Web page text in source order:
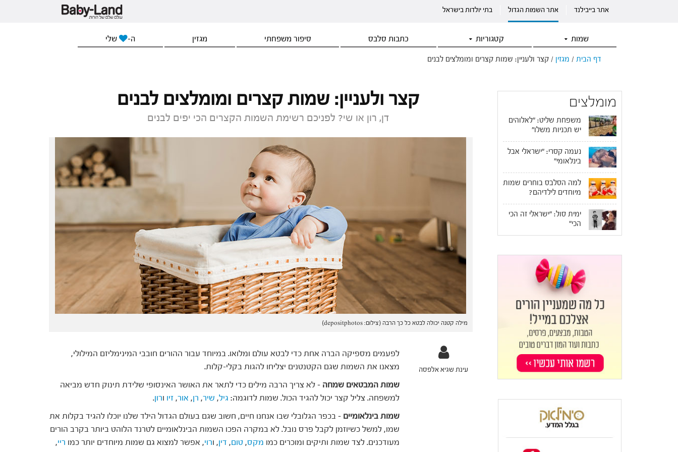
אתר בייבילנד אתר השמות הגדול בתי יולדות בישראל
שמות קטגוריות כתבות סלבס סיפור משפחתי מגזין ה- שלי
דף הבית / מגזין / קצר ולעניין: שמות קצרים ומומלצים לבנים
קצר ולעניין: שמות קצרים ומומלצים לבנים
דן, רון או שי? לפניכם רשימת השמות הקצרים הכי יפים לבנים
מילה קטנה יכולה לבטא כל כך הרבה (צילום: depositphotos)
עינת שגיא אלפסה
לפעמים מספיקה הברה אחת כדי לבטא עולם ומלואו. במיוחד עבור ההורים חובבי המינימליזם המילולי,
מצאנו את השמות שגם הקטנטנים יצליחו להגות בקלי-קלות.
שמות המבטאים שמחה – לא צריך הרבה מילים כדי לתאר את האושר האינסופי שלידת תינוק חדש מביאה
למשפחה. צליל קצר יכול להגיד הכול. שמות לדוגמה: גיל, שיר, רן, אור,זיו ורון.
שמות בינלאומיים – בכפר הגלובלי שבו אנחנו חיים, חשוב שגם בעולם הגדול הילד שלנו יוכלו להגיד בקלות את
שמו, למשל כשיוזמן לקבל פרס נובל. לא במקרה הפכו השמות הבינלאומיים לטרנד הלוהט ביותר בקרב הורים
מעודכנים. לצד שמות ותיקים ומוכרים כמו מקס,טום, דין, ורוי, אפשר למצוא גם שמות מיוחדים יותר כמו ריי,
מומלצים
משפחת שליט: "לאלוהים
יש תכניות משלו"
נעמה קסרי: "ישראלי אבל
בינלאומי"
למה הסלבס בוחרים שמות
מיוחדים לילדיהם?
ימית סול: "ישראלי זה הכי
הכי"